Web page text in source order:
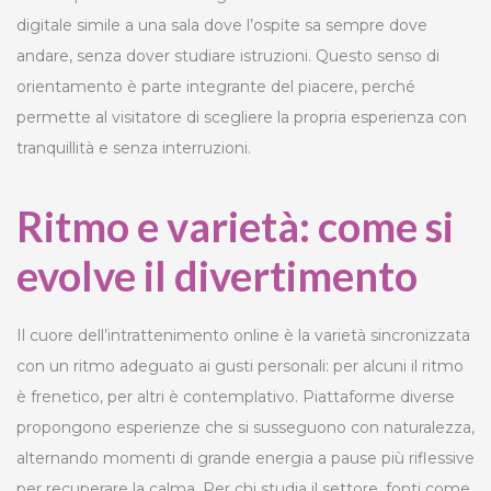
digitale simile a una sala dove l’ospite sa sempre dove
andare, senza dover studiare istruzioni. Questo senso di
orientamento è parte integrante del piacere, perché
permette al visitatore di scegliere la propria esperienza con
tranquillità e senza interruzioni.
Ritmo e varietà: come si
evolve il divertimento
Il cuore dell’intrattenimento online è la varietà sincronizzata
con un ritmo adeguato ai gusti personali: per alcuni il ritmo
è frenetico, per altri è contemplativo. Piattaforme diverse
propongono esperienze che si susseguono con naturalezza,
alternando momenti di grande energia a pause più riflessive